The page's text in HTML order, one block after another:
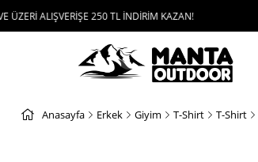
250 TL İNDİRİM KAZAN!
Anasayfa Erkek Giyim T-Shirt T-Shirt